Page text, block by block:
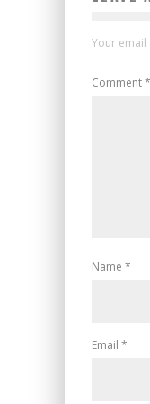
Your
Comment*
Name *
Email *